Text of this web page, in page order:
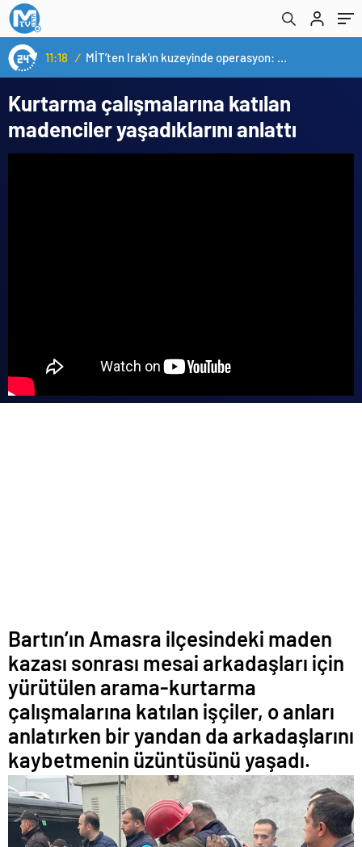
11:18 / MİT’ten Irak’ın kuzeyinde operasyon: Ramazan Güneş Türkiye’ye getirildi
Kurtarma çalışmalarına katılan
madenciler yaşadıklarını anlattı
Bartın’ın Amasra ilçesindeki maden
kazası sonrası mesai arkadaşları için
yürütülen arama-kurtarma
çalışmalarına katılan işçiler, o anları
anlatırken bir yandan da arkadaşlarını
kaybetmenin üzüntüsünü yaşadı.